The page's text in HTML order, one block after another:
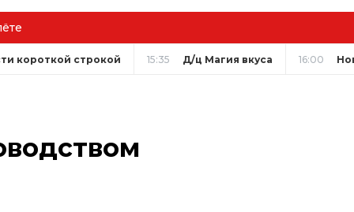
короткой строкой 15:35 Д/ц Магия вкуса 16:00